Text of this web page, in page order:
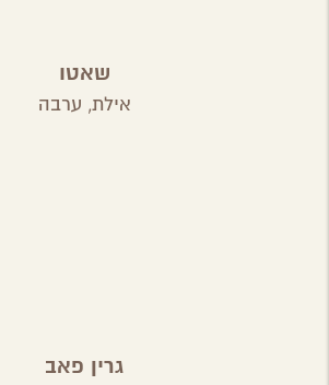
שאטו
אילת, ערבה
גרין פאב